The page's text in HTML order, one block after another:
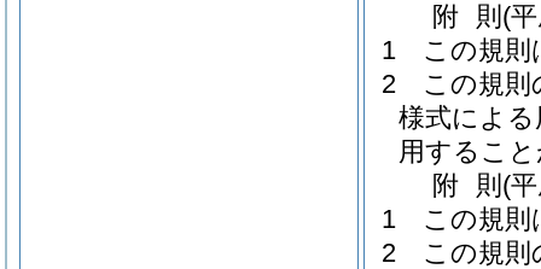
附 則 (
1
この規則
2
この規則
様式によ
用するこ
附 則 (
1
この規則
2
この規則